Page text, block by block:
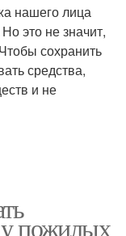
нашего лица
это не значит,
сохранить
средства,
и не
пожилых